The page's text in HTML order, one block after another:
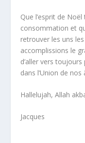
Que l’esprit de
consommation et
retrouver les uns
accomplissions le
d’aller vers toujours
dans l’Union de nos
Hallelujah, Allah
Jacques